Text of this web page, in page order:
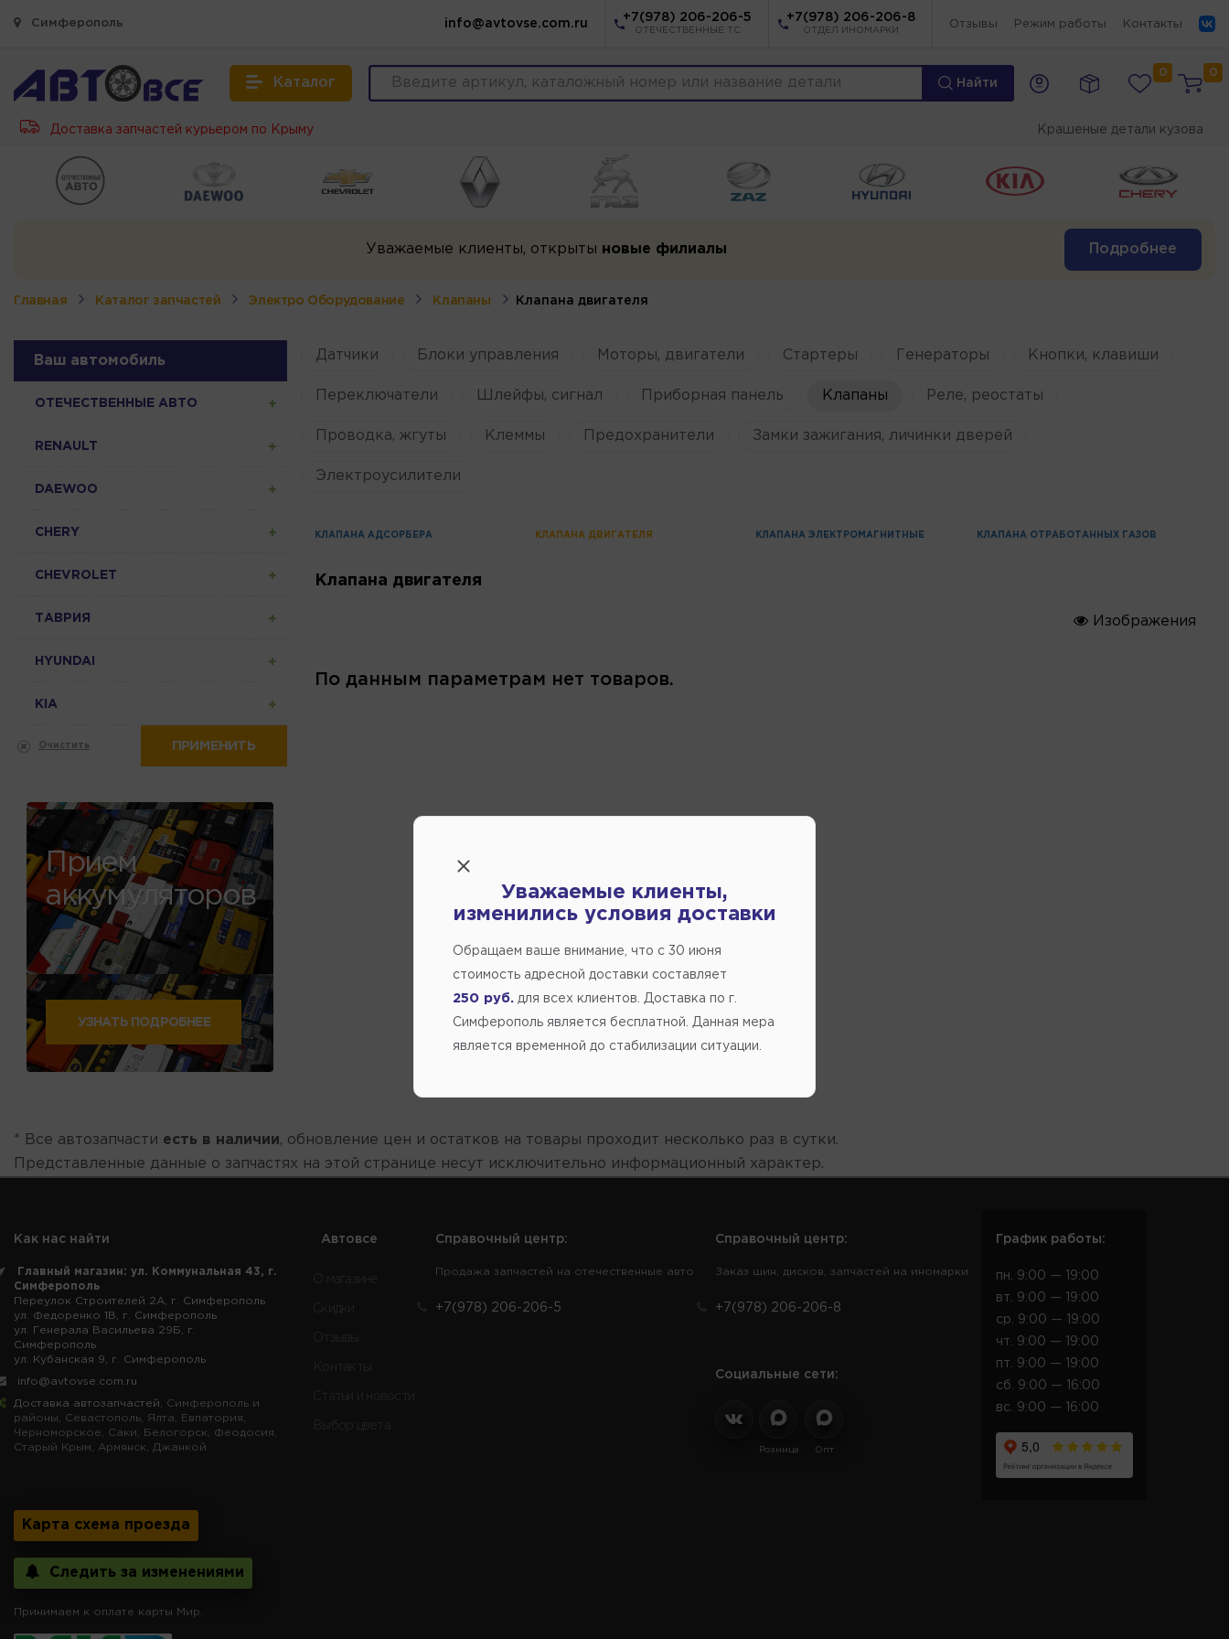
Симферополь info@avtovse.com.ru
+7(978) 206-206-5
ОТЕЧЕСТВЕННЫЕ ТС
+7(978) 206-206-8
ОТДЕЛ ИНОМАРКИ
Отзывы Режим работы Контакты
Каталог Найти
0 0
Доставка запчастей курьером по Крыму Крашеные детали кузова
Уважаемые клиенты, открыты новые филиалы Подробнее
Главная Каталог запчастей Электро Оборудование Клапаны Клапана двигателя
Ваш автомобиль
ОТЕЧЕСТВЕННЫЕ АВТО
RENAULT
DAEWOO
CHERY
CHEVROLET
ТАВРИЯ
HYUNDAI
KIA
Очистить ПРИМЕНИТЬ
Прием
аккумуляторов
УЗНАТЬ ПОДРОБНЕЕ
Датчики Блоки управления Моторы, двигатели Стартеры Генераторы Кнопки, клавиши
Переключатели Шлейфы, сигнал Приборная панель Клапаны Реле, реостаты
Проводка, жгуты Клеммы Предохранители Замки зажигания, личинки дверей
Электроусилители
КЛАПАНА АДСОРБЕРА КЛАПАНА ДВИГАТЕЛЯ КЛАПАНА ЭЛЕКТРОМАГНИТНЫЕ КЛАПАНА ОТРАБОТАННЫХ ГАЗОВ
Клапана двигателя
Изображения
По данным параметрам нет товаров.
* Все автозапчасти есть в наличии, обновление цен и остатков на товары проходит несколько раз в сутки.
Представленные данные о запчастях на этой странице несут исключительно информационный характер.
Как нас найти
Главный магазин: ул. Коммунальная 43, г.
Симферополь
Переулок Строителей 2А, г. Симферополь
ул. Федоренко 1В, г. Симферополь
ул. Генерала Васильева 29Б, г.
Симферополь
ул. Кубанская 9, г. Симферополь
info@avtovse.com.ru
Доставка автозапчастей , Симферополь и
районы, Севастополь, Ялта, Евпатория,
Черноморское, Саки, Белогорск, Феодосия,
Старый Крым, Армянск, Джанкой.
Карта схема проезда
Следить за изменениями
Принимаем к оплате карты Мир.
Автовсе Справочный центр:
Продажа запчастей на отечественные авто
+7(978) 206-206-5
Справочный центр:
Заказ шин, дисков, запчастей на иномарки
+7(978) 206-206-8
Социальные сети:
Розница Опт
График работы:
пн. 9:00 — 19:00
вт. 9:00 — 19:00
ср. 9:00 — 19:00
чт. 9:00 — 19:00
пт. 9:00 — 19:00
сб. 9:00 — 16:00
вс. 9:00 — 16:00
Уважаемые клиенты,
изменились условия доставки
Обращаем ваше внимание, что c 30 июня
стоимость адресной доставки составляет
250 руб. для всех клиентов. Доставка по г.
Симферополь является бесплатной. Данная мера
является временной до стабилизации ситуации.